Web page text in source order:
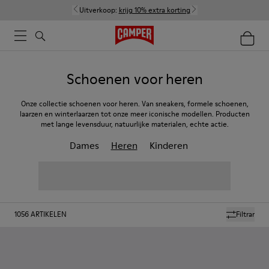
Uitverkoop: krijg 10% extra korting
Schoenen voor heren
Onze collectie schoenen voor heren. Van sneakers, formele schoenen,
laarzen en winterlaarzen tot onze meer iconische modellen. Producten
met lange levensduur, natuurlijke materialen, echte actie.
Dames Heren Kinderen
Filtrar
1056ARTIKELEN